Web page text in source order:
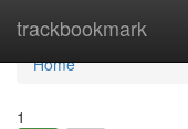
trackbookmark
Home
Home
1